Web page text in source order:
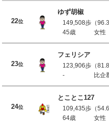
22位
ゆず胡椒
149,508歩（
45歳
女性
23位
フェリシア
123,906歩（
-
比企
24位
とことこ127
109,435歩（
64歳
女性